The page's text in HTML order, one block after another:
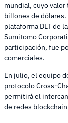
mundial, cuyo
billones de
plataforma DLT de
Sumitomo
participación, fue
comerciales.
En julio, el equipo
protocolo Cross-
permitirá el
de redes